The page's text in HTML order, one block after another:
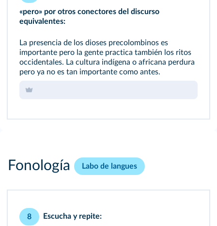
«pero» por otros conectores del discurso
equivalentes:
La presencia de los dioses precolombinos es
importante pero la gente practica también los ritos
occidentales. La cultura indígena o africana perdura
pero ya no es tan importante como antes.
Fonología Labo de langues
8 Escucha y repite: